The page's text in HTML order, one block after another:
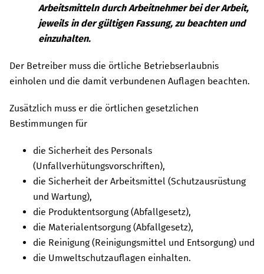
Arbeitsmitteln durch Arbeitnehmer bei der Arbeit,
jeweils in der gültigen Fassung, zu beachten und
einzuhalten.
Der Betreiber muss die örtliche Betriebserlaubnis
einholen und die damit verbundenen Auflagen beachten.
Zusätzlich muss er die örtlichen gesetzlichen
Bestimmungen für
die Sicherheit des Personals
(Unfallverhütungsvorschriften),
die Sicherheit der Arbeitsmittel (Schutzausrüstung
und Wartung),
die Produktentsorgung (Abfallgesetz),
die Materialentsorgung (Abfallgesetz),
die Reinigung (Reinigungsmittel und Entsorgung) und
die Umweltschutzauflagen einhalten.